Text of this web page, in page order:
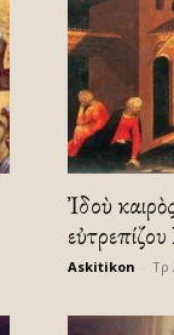
Ἰδοὺ
Askitikon Τρ